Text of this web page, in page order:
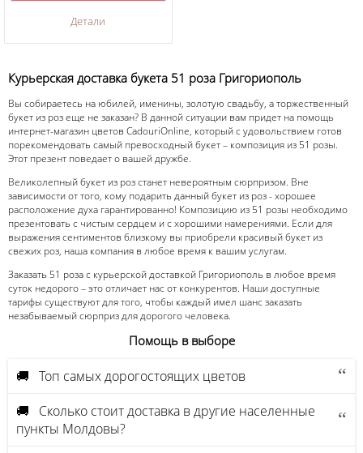
Детали
Курьерская доставка букета 51 роза Григориополь
Вы собираетесь на юбилей, именины, золотую свадьбу, а торжественный
букет из роз еще не заказан? В данной ситуации вам придет на помощь
интернет-магазин цветов CadouriOnline, который с удовольствием готов
порекомендовать самый превосходный букет – композиция из 51 розы.
Этот презент поведает о вашей дружбе.
Великолепный букет из роз станет невероятным сюрпризом. Вне
зависимости от того, кому подарить данный букет из роз - хорошее
расположение духа гарантированно! Композицию из 51 розы необходимо
презентовать с чистым сердцем и с хорошими намерениями. Если для
выражения сентиментов близкому вы приобрели красивый букет из
свежих роз, наша компания в любое время к вашим услугам.
Заказать 51 роза с курьерской доставкой Григориополь в любое время
суток недорого – это отличает нас от конкурентов. Наши доступные
тарифы существуют для того, чтобы каждый имел шанс заказать
незабываемый сюрприз для дорогого человека.
Помощь в выборе
🚚 Топ самых дорогостоящих цветов
🚚 Сколько стоит доставка в другие населенные
пункты Молдовы?